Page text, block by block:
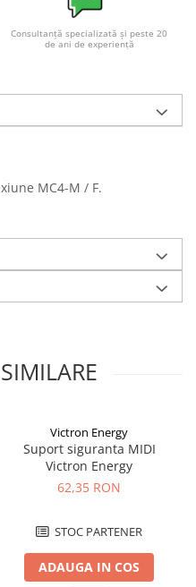
Consultanță specializată și peste 20
de ani de experiență
MC4-M / F.
Victron Energy
Suport siguranta MIDI
Victron Energy
62,35 RON
STOC PARTENER
ADAUGA IN COS